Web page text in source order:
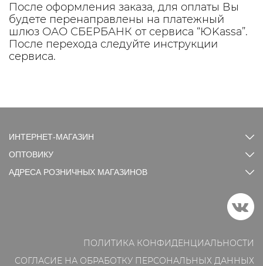
После оформления заказа, для оплаты Вы
будете перенаправлены на платежный
шлюз ОАО СБЕРБАНК от сервиса “ЮKassa”.
После перехода следуйте инструкции
сервиса.
ИНТЕРНЕТ-МАГАЗИН
ОПТОВИКУ
АДРЕСА РОЗНИЧНЫХ МАГАЗИНОВ
ПОЛИТИКА КОНФИДЕНЦИАЛЬНОСТИ
СОГЛАСИЕ НА ОБРАБОТКУ ПЕРСОНАЛЬНЫХ ДАННЫХ